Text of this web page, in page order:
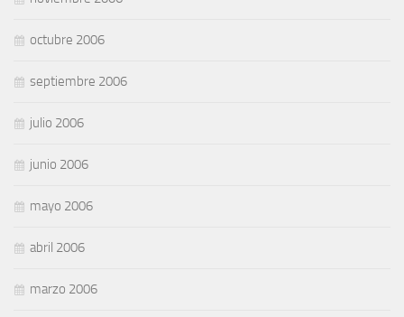
octubre 2006
septiembre 2006
julio 2006
junio 2006
mayo 2006
abril 2006
marzo 2006